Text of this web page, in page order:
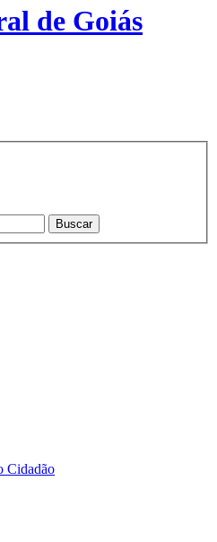
de Goiás
Buscar
Cidadão